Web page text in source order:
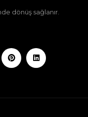
dönüş sağlanır.